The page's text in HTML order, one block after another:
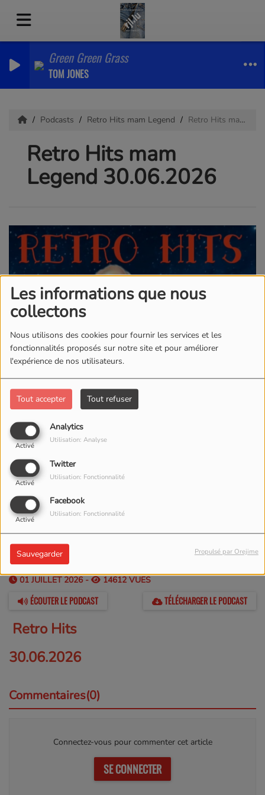
Les informations que nous
collectons
Nous utilisons des cookies pour fournir les services et les
fonctionnalités proposés sur notre site et pour améliorer
l'expérience de nos utilisateurs.
Tout accepter Tout refuser
Analytics
Activé
Utilisation: Analyse
Twitter
Activé
Utilisation: Fonctionnalité
Facebook
Activé
Utilisation: Fonctionnalité
Sauvegarder Propulsé par Orejime
Green Green Grass
TOM JONES
Podcasts Retro Hits mam Legend Retro Hits mam Legend 30.06.2026
Retro Hits mam
Legend 30.06.2026
01 JUILLET 2026 - 14612 VUES
ÉCOUTER LE PODCAST TÉLÉCHARGER LE PODCAST
Retro Hits
30.06.2026
Commentaires(0)
Connectez-vous pour commenter cet article
SE CONNECTER